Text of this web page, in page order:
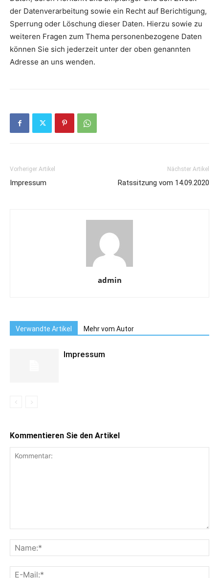
der Datenverarbeitung sowie ein Recht auf Berichtigung,
Sperrung oder Löschung dieser Daten. Hierzu sowie zu
weiteren Fragen zum Thema personenbezogene Daten
können Sie sich jederzeit unter der oben genannten
Adresse an uns wenden.
Vorheriger Artikel
Impressum
Nächster Artikel
Ratssitzung vom 14.09.2020
admin
Verwandte Artikel Mehr vom Autor
Impressum
Kommentieren Sie den Artikel